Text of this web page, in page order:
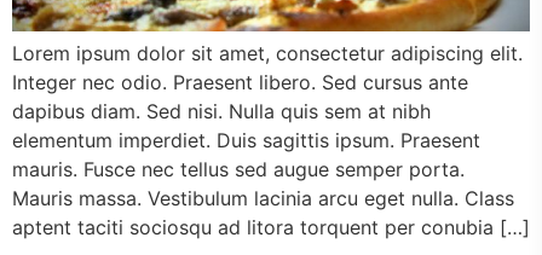
Lorem ipsum dolor sit amet, consectetur adipiscing elit.
Integer nec odio. Praesent libero. Sed cursus ante
dapibus diam. Sed nisi. Nulla quis sem at nibh
elementum imperdiet. Duis sagittis ipsum. Praesent
mauris. Fusce nec tellus sed augue semper porta.
Mauris massa. Vestibulum lacinia arcu eget nulla. Class
aptent taciti sociosqu ad litora torquent per conubia […]